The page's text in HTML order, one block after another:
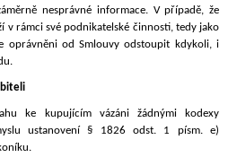
nesprávné informace. V případě, že
v rámci své podnikatelské činnosti, tedy jako
oprávněni od Smlouvy odstoupit kdykoli, i
ke kupujícím vázáni žádnými kodexy
ustanovení § 1826 odst. 1 písm. e)